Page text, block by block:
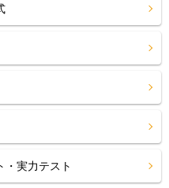
実力テスト